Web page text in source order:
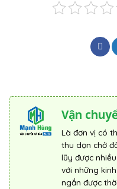
Vận
Là đơn vị có
thu dọn chở
lũy được
với những
ngắn được